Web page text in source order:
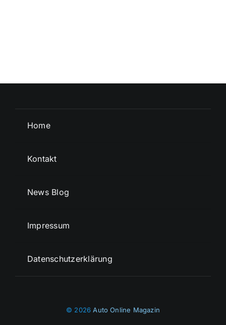
Home
Kontakt
News Blog
Impressum
Datenschutzerklärung
© 2026Auto Online Magazin